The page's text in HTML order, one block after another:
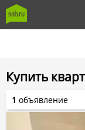
Купить
1 объявление